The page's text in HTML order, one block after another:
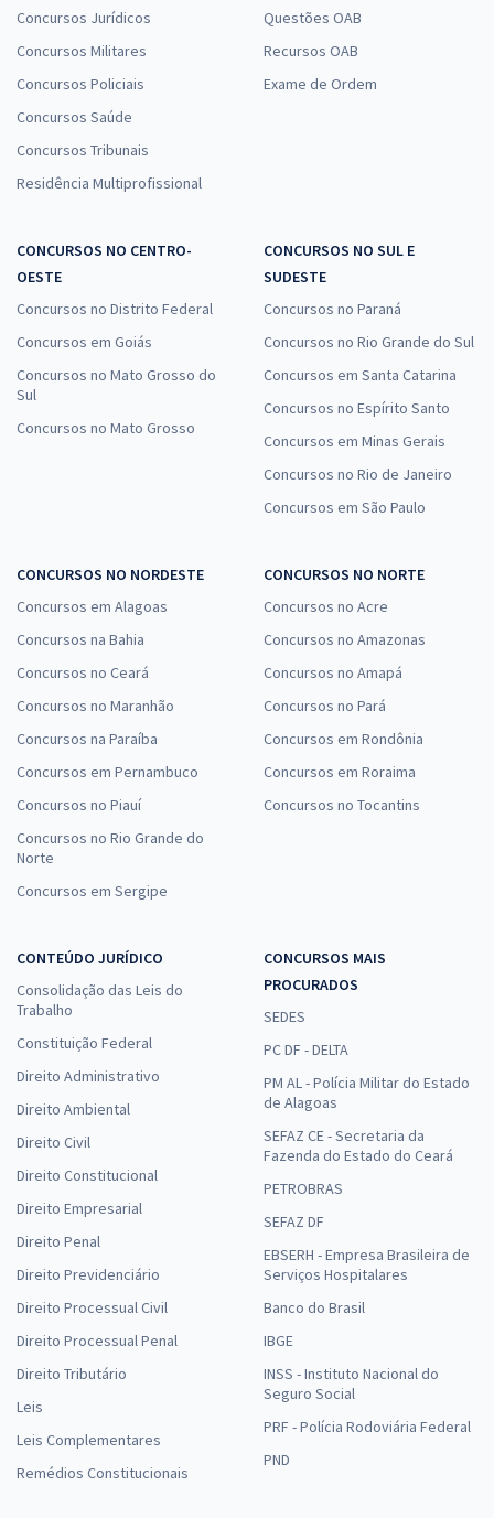
Concursos Jurídicos
Concursos Militares
Concursos Policiais
Concursos Saúde
Concursos Tribunais
Residência Multiprofissional
Questões OAB
Recursos OAB
Exame de Ordem
CONCURSOS NO CENTRO-
OESTE
Concursos no Distrito Federal
Concursos em Goiás
Concursos no Mato Grosso do
Sul
Concursos no Mato Grosso
CONCURSOS NO SUL E
SUDESTE
Concursos no Paraná
Concursos no Rio Grande do Sul
Concursos em Santa Catarina
Concursos no Espírito Santo
Concursos em Minas Gerais
Concursos no Rio de Janeiro
Concursos em São Paulo
CONCURSOS NO NORDESTE
Concursos em Alagoas
Concursos na Bahia
Concursos no Ceará
Concursos no Maranhão
Concursos na Paraíba
Concursos em Pernambuco
Concursos no Piauí
Concursos no Rio Grande do
Norte
Concursos em Sergipe
CONCURSOS NO NORTE
Concursos no Acre
Concursos no Amazonas
Concursos no Amapá
Concursos no Pará
Concursos em Rondônia
Concursos em Roraima
Concursos no Tocantins
CONTEÚDO JURÍDICO
Consolidação das Leis do
Trabalho
Constituição Federal
Direito Administrativo
Direito Ambiental
Direito Civil
Direito Constitucional
Direito Empresarial
Direito Penal
Direito Previdenciário
Direito Processual Civil
Direito Processual Penal
Direito Tributário
Leis
Leis Complementares
Remédios Constitucionais
CONCURSOS MAIS
PROCURADOS
SEDES
PC DF - DELTA
PM AL - Polícia Militar do Estado
de Alagoas
SEFAZ CE - Secretaria da
Fazenda do Estado do Ceará
PETROBRAS
SEFAZ DF
EBSERH - Empresa Brasileira de
Serviços Hospitalares
Banco do Brasil
IBGE
INSS - Instituto Nacional do
Seguro Social
PRF - Polícia Rodoviária Federal
PND